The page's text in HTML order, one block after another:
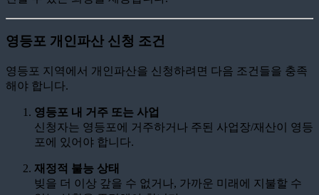
영등포 개인파산 신청 조건
영등포 지역에서 개인파산을 신청하려면 다음 조건들을 충족
해야 합니다.
영등포 내 거주 또는 사업
신청자는 영등포에 거주하거나 주된 사업장/재산이 영등
포에 있어야 합니다.
재정적 불능 상태
빚을 더 이상 갚을 수 없거나, 가까운 미래에 지불할 수